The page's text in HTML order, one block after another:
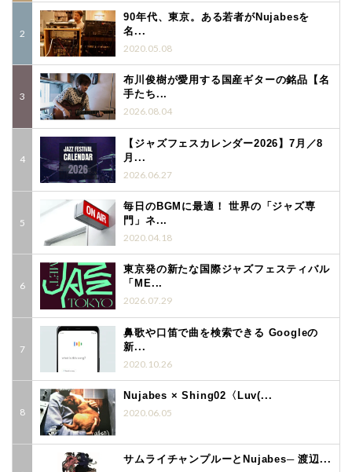
90年代、東京。ある若者がNujabesを
名...
2020.05.08
布川俊樹が愛用する国産ギターの銘品【名
手たち...
2026.08.04
【ジャズフェスカレンダー2026】7月／8
月...
2026.06.27
毎日のBGMに最適！ 世界の「ジャズ専
門」ネ...
2020.04.18
東京発の新たな国際ジャズフェスティバル
「ME...
2026.07.29
鼻歌や口笛で曲を検索できる Googleの
新...
2020.10.26
Nujabes × Shing02〈Luv(...
2020.06.05
サムライチャンプルーとNujabes─ 渡辺...